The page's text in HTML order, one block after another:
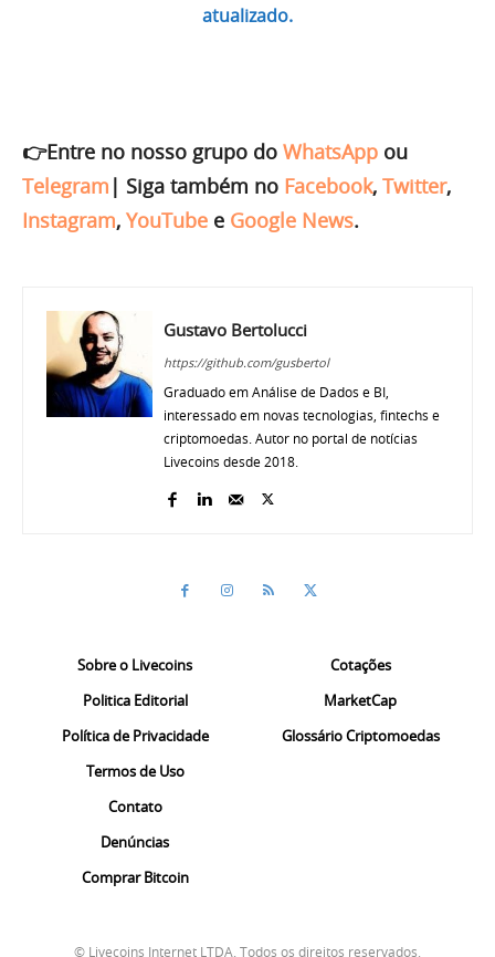
atualizado.
👉Entre no nosso grupo do WhatsApp ou
Telegram | Siga também no Facebook, Twitter,
Instagram, YouTube e Google News.
Gustavo Bertolucci
https://github.com/gusbertol
Graduado em Análise de Dados e BI,
interessado em novas tecnologias, fintechs e
criptomoedas. Autor no portal de notícias
Livecoins desde 2018.
Sobre o Livecoins
Politica Editorial
Política de Privacidade
Termos de Uso
Contato
Denúncias
Comprar Bitcoin
Cotações
MarketCap
Glossário Criptomoedas
© Livecoins Internet LTDA. Todos os direitos reservados.